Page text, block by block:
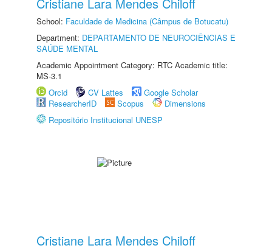
School: Faculdade de Medicina (Câmpus de Botucatu)
Department: DEPARTAMENTO DE NEUROCIÊNCIAS E
SAÚDE MENTAL
Academic Appointment Category: RTC Academic title:
MS-3.1
Orcid
CV Lattes
Google Scholar
ResearcherID
Scopus
Dimensions
Repositório Institucional UNESP
Cristiane Lara Mendes Chiloff